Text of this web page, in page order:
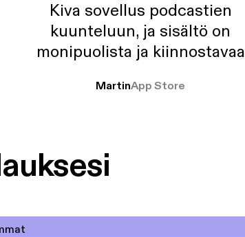
Kiva sovellus podcastien
kuunteluun, ja sisältö on
monipuolista ja kiinnostavaa
MartinApp Store